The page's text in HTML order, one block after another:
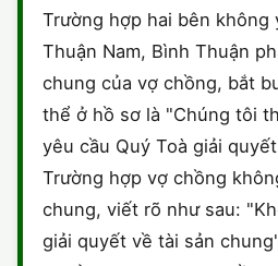
Trường hợp hai bên không
Thuận Nam, Bình Thuận
chung của vợ chồng, bắt
thể ở hồ sơ là "Chúng tôi
yêu cầu Quý Toà giải
Trường hợp vợ chồng
chung, viết rõ như sau:
giải quyết về tài sản